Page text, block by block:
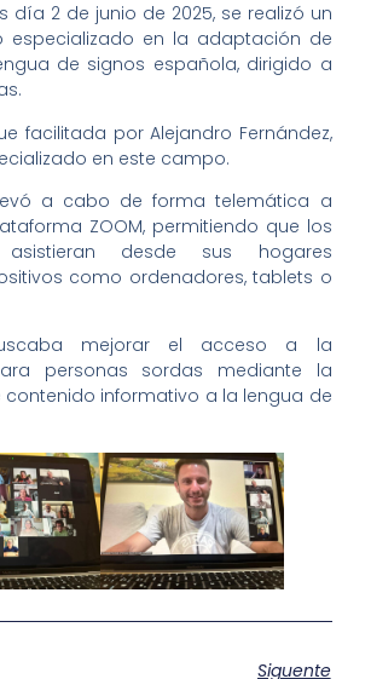
día 2 de junio de 2025, se realizó un
especializado en la adaptación de
de signos española, dirigido a
facilitada por Alejandro Fernández,
en este campo.
a cabo de forma telemática a
ZOOM, permitiendo que los
asistieran desde sus hogares
como ordenadores, tablets o
mejorar el acceso a la
personas sordas mediante la
informativo a la lengua de
Siguente